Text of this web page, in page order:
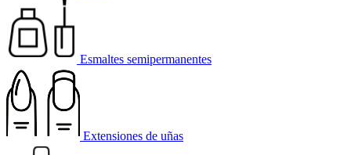
Esmaltes semipermanentes
Extensiones de uñas